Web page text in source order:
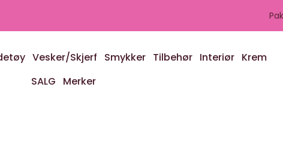
Vesker/Skjerf Smykker Tilbehør Interiør Krem
SALG
Merker